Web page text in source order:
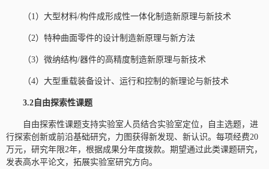
（1）大型材料/构件成形成性一体化制造新原理与新技术
（2）特种曲面零件的设计制造新原理与新方法
（3）微纳结构/器件的高精度制造新原理与新技术
（4）大型重载装备设计、运行和控制的新理论与新技术
3.2自由探索性课题
自由探索性课题支持实验室人员结合实验室定位，自主选题，进
行探索创新或前沿基础研究，力图获得新发现、新认识。每项经费20
万元，研究年限2年，根据成果分年度拨款。期望通过此类课题研究，
发表高水平论文，拓展实验室研究方向。